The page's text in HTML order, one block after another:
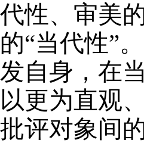
代性、审美
的“当代性”
发自身，在
以更为直观
批评对象间